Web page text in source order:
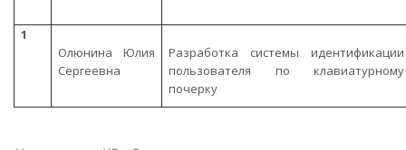
1
Олюнина Юлия
Сергеевна
Разработка системы идентификации
пользователя по клавиатурному
почерку